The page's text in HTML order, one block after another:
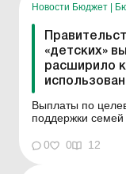
Новости Бюджет
«детских»
расширило
Выплаты по
поддержки
перечень
использования
0 0 12